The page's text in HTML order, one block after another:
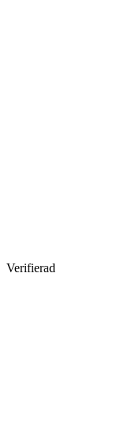
Verifierad